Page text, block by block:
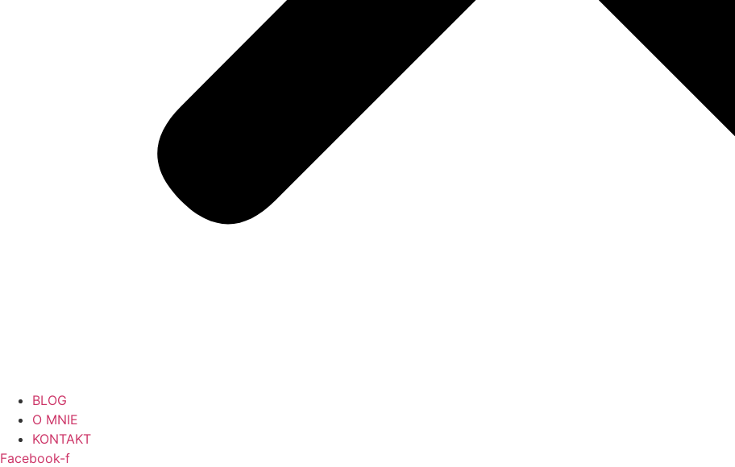
BLOG
O MNIE
KONTAKT
Facebook-f